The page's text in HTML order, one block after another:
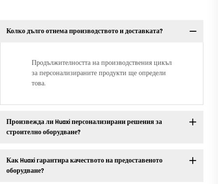
Колко дълго отнема производството и доставката?
Продължителността на производствения цикъл
за персонализираните продукти ще определи
това.
Произвежда ли Huaxi персонализирани решения за
строително оборудване?
Как Huaxi гарантира качеството на предоставеното
оборудване?